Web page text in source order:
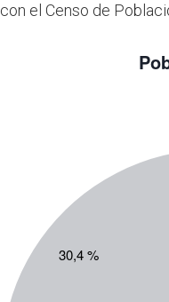
con el Censo de